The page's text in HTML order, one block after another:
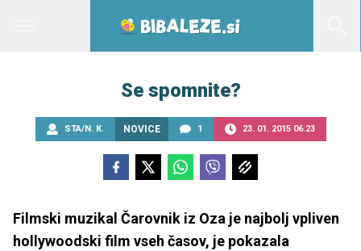
Se spomnite?
STA/N. K. NOVICE 1 23. 01. 2015 06.23
Filmski muzikal Čarovnik iz Oza je najbolj vpliven
hollywoodski film vseh časov, je pokazala